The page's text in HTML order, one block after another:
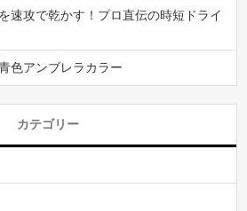
速攻で乾かす！プロ直伝の時短ドライ
色アンブレラカラー
カテゴリー